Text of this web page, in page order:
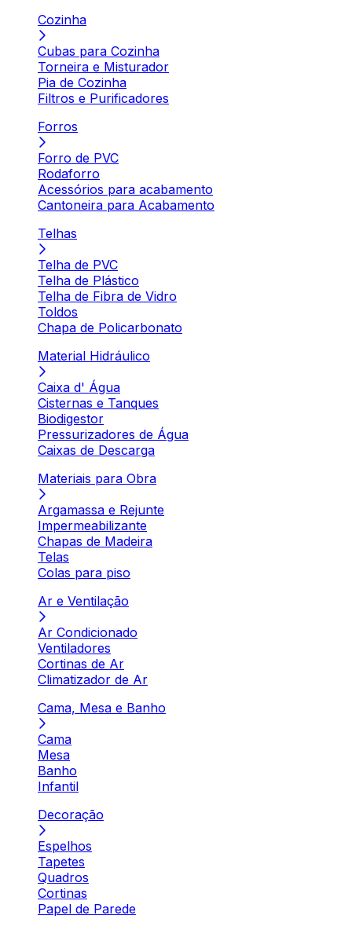
Cozinha
Cubas para Cozinha
Torneira e Misturador
Pia de Cozinha
Filtros e Purificadores
Forros
Forro de PVC
Rodaforro
Acessórios para acabamento
Cantoneira para Acabamento
Telhas
Telha de PVC
Telha de Plástico
Telha de Fibra de Vidro
Toldos
Chapa de Policarbonato
Material Hidráulico
Caixa d' Água
Cisternas e Tanques
Biodigestor
Pressurizadores de Água
Caixas de Descarga
Materiais para Obra
Argamassa e Rejunte
Impermeabilizante
Chapas de Madeira
Telas
Colas para piso
Ar e Ventilação
Ar Condicionado
Ventiladores
Cortinas de Ar
Climatizador de Ar
Cama, Mesa e Banho
Cama
Mesa
Banho
Infantil
Decoração
Espelhos
Tapetes
Quadros
Cortinas
Papel de Parede